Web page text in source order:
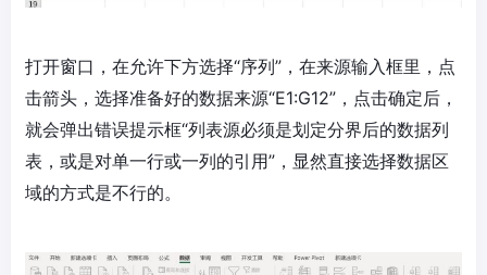
打开窗口，在允许下方选择“序列”，在来源输入框里，点
击箭头，选择准备好的数据来源“E1:G12”，点击确定后，
就会弹出错误提示框“列表源必须是划定分界后的数据列
表，或是对单一行或一列的引用”，显然直接选择数据区
域的方式是不行的。